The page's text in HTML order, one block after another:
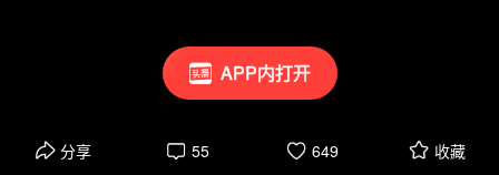
APP内打开
分享 55 649 收藏